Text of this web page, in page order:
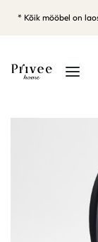
* Kõik mööbel on